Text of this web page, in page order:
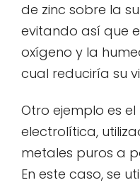
de zinc sobre la
evitando así que
oxígeno y la
cual reduciría su
Otro ejemplo es
electrolítica,
metales puros a
En este caso, se